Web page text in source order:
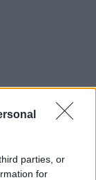
parties, or
for